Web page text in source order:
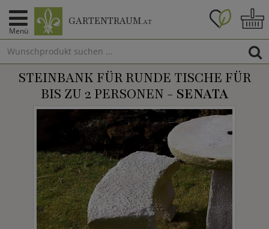
Menü
GARTENTRAUM.AT
STEINBANK FÜR RUNDE TISCHE FÜR
BIS ZU 2 PERSONEN - SENATA